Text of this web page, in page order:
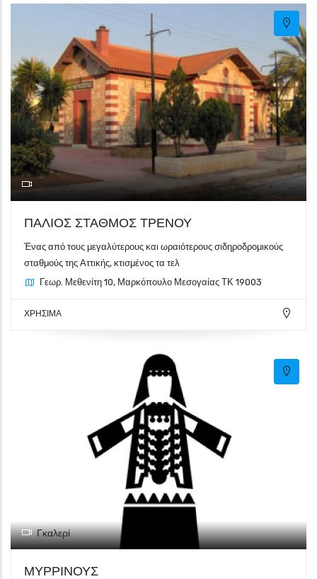
ΠΑΛΙΟΣ ΣΤΑΘΜΟΣ ΤΡΕΝΟΥ
Ένας από τους μεγαλύτερους και ωραιότερους σιδηροδρομικούς
σταθμούς της Αττικής, κτισμένος τα τελ
Γεωρ. Μεθενίτη 10, Μαρκόπουλο Μεσογαίας ΤΚ 19003
ΧΡΗΣΙΜΑ
Γκαλερί
ΜΥΡΡΙΝΟΥΣ